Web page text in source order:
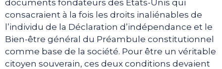
documents fondateurs des Etats-Unis qui
consacraient à la fois les droits inaliénables de
l’individu de la Déclaration d’indépendance et le
Bien-être général du Préambule constitutionnel
comme base de la société. Pour être un véritable
citoyen souverain, ces deux conditions devaient